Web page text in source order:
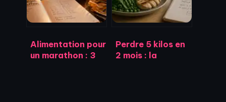
Alimentation pour
un marathon : 3
Perdre 5 kilos en
2 mois : la